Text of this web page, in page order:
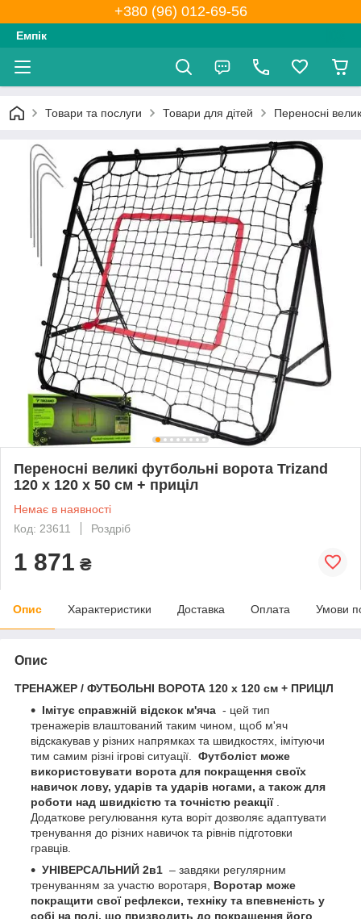
+380 (96) 012-69-56
Емпік
Товари та послуги Товари для дітей Переносні
Переносні великі футбольні ворота Trizand
120 x 120 x 50 см + приціл
Немає в наявності
Код: 23611
Роздріб
1 871 ₴
Опис Характеристики Доставка Оплата Умови
Опис
ТРЕНАЖЕР / ФУТБОЛЬНІ ВОРОТА 120 x 120 см + ПРИЦІЛ
Імітує справжній відскок м'яча - цей тип
тренажерів влаштований таким чином, щоб м'яч
відскакував у різних напрямках та швидкостях, імітуючи
тим самим різні ігрові ситуації.
Футболіст може
використовувати ворота для покращення своїх
навичок лову, ударів та ударів ногами, а також для
роботи над швидкістю та точністю реакції.
Додаткове регулювання кута воріт дозволяє адаптувати
тренування до різних навичок та рівнів підготовки
гравців.
УНІВЕРСАЛЬНИЙ 2в1 – завдяки регулярним
тренуванням за участю воротаря, Воротар може
покращити свої рефлекси, техніку та впевненість у
собі на полі, що призводить до покращення його